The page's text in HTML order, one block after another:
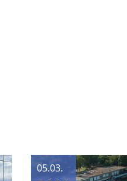
05.03.